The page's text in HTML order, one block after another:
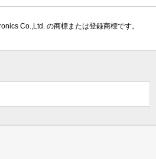
Co.,Ltd. の商標または登録商標です。